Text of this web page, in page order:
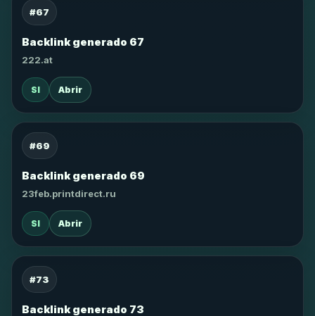
#67
Backlink generado 67
222.at
SI Abrir
#69
Backlink generado 69
23feb.printdirect.ru
SI Abrir
#73
Backlink generado 73